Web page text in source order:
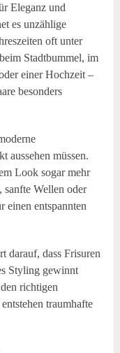
Eleganz und
es unzählige
oft unter
Stadtbummel, im
einer Hochzeit –
besonders
aussehen müssen.
Look sogar mehr
Wellen oder
einen entspannten
darauf, dass Frisuren
Styling gewinnt
richtigen
traumhafte